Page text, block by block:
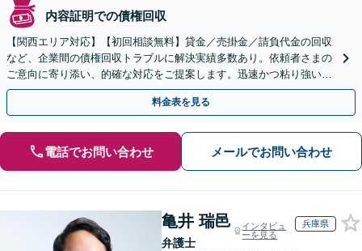
内容証明での債権回収
【関西エリア対応】【初回相談無料】貸金／売掛金／請負代金の回収
など、企業間の債権回収トラブルに解決実績多数あり。依頼者さまの
ご意向に寄り添い、的確な対応をご提案します。迅速かつ粘り強い交
渉で、少しでも回収できるよう尽力します【土日祝対応可】
料金表を見る
電話でお問い合わせ メールでお問い合わせ
亀井 瑞邑
弁護士
インタビュ
ーを見る
兵庫県